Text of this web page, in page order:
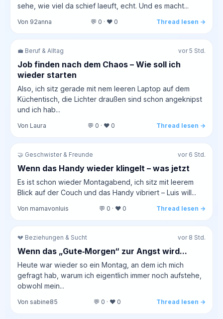
sehe, wie viel da schief laeuft, echt. Und es macht...
Von 92anna 💬 0 · ❤️ 0 Thread lesen →
💼 Beruf & Alltag vor 5 Std.
Job finden nach dem Chaos – Wie soll ich
wieder starten
Also, ich sitz gerade mit nem leeren Laptop auf dem
Küchentisch, die Lichter draußen sind schon angeknipst
und ich hab...
Von Laura 💬 0 · ❤️ 0 Thread lesen →
🤝 Geschwister & Freunde vor 6 Std.
Wenn das Handy wieder klingelt – was jetzt
Es ist schon wieder Montagabend, ich sitz mit leerem
Blick auf der Couch und das Handy vibriert – Luis will...
Von mamavonluis 💬 0 · ❤️ 0 Thread lesen →
💔 Beziehungen & Sucht vor 8 Std.
Wenn das „Gute‑Morgen“ zur Angst wird...
Heute war wieder so ein Montag, an dem ich mich
gefragt hab, warum ich eigentlich immer noch aufstehe,
obwohl mein...
Von sabine85 💬 0 · ❤️ 0 Thread lesen →